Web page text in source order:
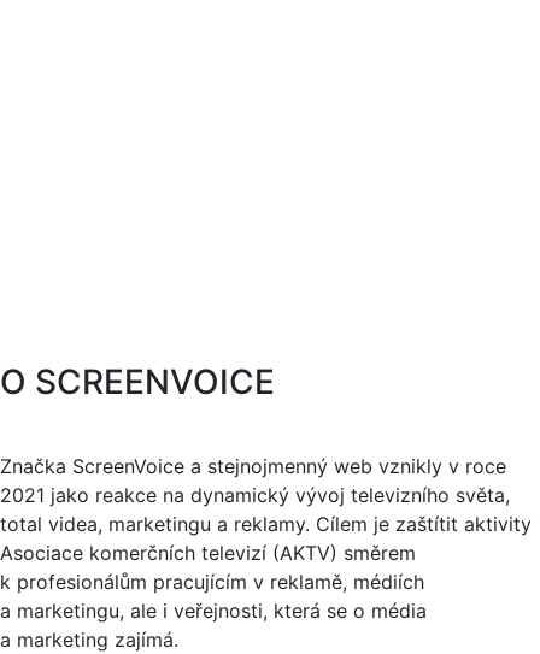
O SCREENVOICE
Značka ScreenVoice a stejnojmenný web vznikly v roce
2021 jako reakce na dynamický vývoj televizního světa,
total videa, marketingu a reklamy. Cílem je zaštítit aktivity
Asociace komerčních televizí (AKTV) směrem
k profesionálům pracujícím v reklamě, médiích
a marketingu, ale i veřejnosti, která se o média
a marketing zajímá.